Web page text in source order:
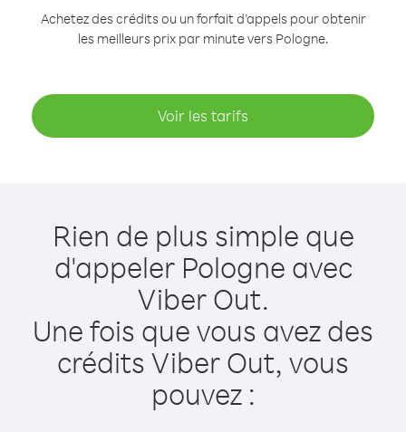
Achetez des crédits ou un forfait d’appels pour obtenir
les meilleurs prix par minute vers Pologne.
Voir les tarifs
Rien de plus simple que
d'appeler Pologne avec
Viber Out.
Une fois que vous avez des
crédits Viber Out, vous
pouvez :